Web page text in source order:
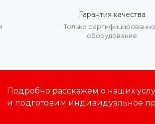
Гарантия качества
Только
оборудование
Подробно расскажем о наших
и подготовим индивидуальное